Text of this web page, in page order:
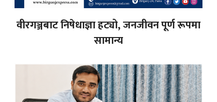
वीरगञ्जबाट निषेधाज्ञा हट्यो, जनजीवन पूर्ण रूपमा
सामान्य